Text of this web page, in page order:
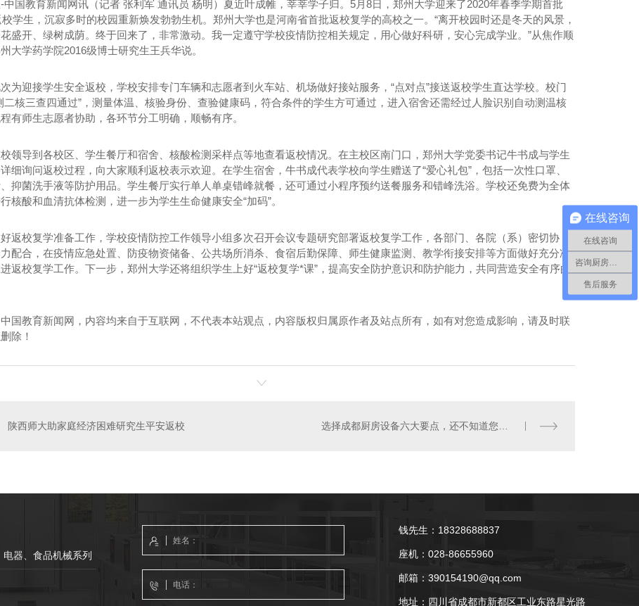
中国教育新闻网讯（记者 张利军 通讯员 杨明）夏近叶成帷，莘莘学子归。5月8日，郑州大学迎来了2020年春季学期首批
校学生，沉寂多时的校园重新焕发勃勃生机。郑州大学也是河南省首批返校复学的高校之一。“离开校园时还是冬天的风景，
盛开、绿树成荫。终于回来了，非常激动。我一定遵守学校疫情防控相关规定，用心做好科研，安心完成学业。”从焦作顺
大学药学院2016级博士研究生王兵华说。
为迎接学生安全返校，学校安排专门车辆和志愿者到火车站、机场做好接站服务，“点对点”接送返校学生直达学校。校门
二核三查四通过”，测量体温、核验身份、查验健康码，符合条件的学生方可通过，进入宿舍还需经过人脸识别自动测温核
有师生志愿者协助，各环节分工明确，顺畅有序。
领导到各校区、学生餐厅和宿舍、核酸检测采样点等地查看返校情况。在主校区南门口，郑州大学党委书记牛书成与学生
细询问返校过程，向大家顺利返校表示欢迎。在学生宿舍，牛书成代表学校向学生赠送了“爱心礼包”，包括一次性口罩、
抑菌洗手液等防护用品。学生餐厅实行单人单桌错峰就餐，还可通过小程序预约送餐服务和错峰洗浴。学校还免费为全体
核酸和血清抗体检测，进一步为学生生命健康安全“加码”。
返校复学准备工作，学校疫情防控工作领导小组多次召开会议专题研究部署返校复学工作，各部门、各院（系）密切协
配合，在疫情应急处置、防疫物资储备、公共场所消杀、食宿后勤保障、师生健康监测、教学衔接安排等方面做好充分准
返校复学工作。下一步，郑州大学还将组织学生上好“返校复学*课”，提高安全防护意识和防护能力，共同营造安全有序的
国教育新闻网，内容均来自于互联网，不代表本站观点，内容版权归属原作者及站点所有，如有对您造成影响，请及时联
除！
陕西师大助家庭经济困难研究生平安返校 选择成都厨房设备六大要点，还不知道您就吃亏了！
电器、食品机械系列
钱先生：18328688837
座机：028-86655960
邮箱：390154190@qq.com
地址：四川省成都市新都区工业东路星光路
在线咨询
在线咨询
售后服务